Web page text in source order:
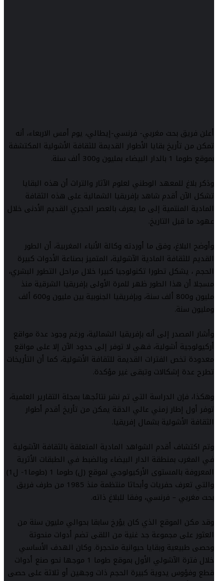
أعلن فريق بحث مغربي- فرنسي-إيطالي، يوم أمس الاربعاء، أنه
تمكن من تأريخ بقايا الأطوار القديمة للثقافة الأشولية المكتشفة
بموقع طوما 1 بالدار البيضاء بمليون و300 ألف سنة.
وذكر بلاغ للمعهد الوطني لعلوم الآثار والتراث أن هذه البقايا
تشكل الآن أقدم شاهد بإفريقيا الشمالية على هذه الثقافة
المادية المنتمية إلى ما يعرف بالعصر الحجري القديم الأدنى خلال
عهود ما قبل التاريخ.
وأوضح البلاغ، وفق ما أوردته وكالة الأنباء المغربية، أن الطور
القديم للثقافة المادية الآشولية، المتميز بصناعة الأدوات كبيرة
الحجم ، يشكل تطورا تكنولوجيا كبيرا خلال مراحل التطور البشري،
مسجلا أن هذا الطور ظهر للمرة الأولى بإفريقيا الشرقية منذ
مليون و800 ألف سنة، وبإفريقيا الجنوبية بين مليون و600 ألف
ومليون سنة.
وأشار المصدر إلى أنه بإفريقيا الشمالية، ورغم وجود عدة مواقع
أركيولوجية أشولية، فهي لا توفر إلى حدود الآن إلا على مواقع
معدودة تخص الفترات القديمة للثقافة الأشولية، كما أن التأريخات
تطرح عدة إشكالات وتبقى غير مؤكدة.
وهكذا، فإن الدراسة التي تم نشر نتائجها بمجلة التقارير العلمية،
توفر أول إطار زمني عالي الدقة يمكن من تأريخ أقدم أطوار
الثقافة الأشولية بشمال إفريقيا.
وتم اكتشاف أقدم الشواهد المادية المتعلقة بالثقافة الآشولية
في المغرب بمنطقة الدار البيضاء وبالضبط في الطبقات الأثرية
المعروفة بالمستوى الأركيولوجي لموقع (ل) طوما 1 (طوما1- ل1)
والتي تعرف حفريات وأبحاثا منتظمة منذ 1985 من طرف فريق
بحث مغربي – فرنسي، وفقا للبلاغ ذاته.
وقد مكن الموقع الذي كان يؤرخ سابقا بحوالي مليون سنة من
العثور على مجموعة جد غنية من اللقى تضم أدوات منحوتة
وحصى طبيعية وبقايا حيوانية متحجرة. وكان الهدف الأساسي
خلال فترة الآشولي الأول بموقع طوما 1 موجها نحو صنع أدوات
قطع وفؤوس يدوية كبيرة الحجم ذات وجهين أو ثلاثة على حصى